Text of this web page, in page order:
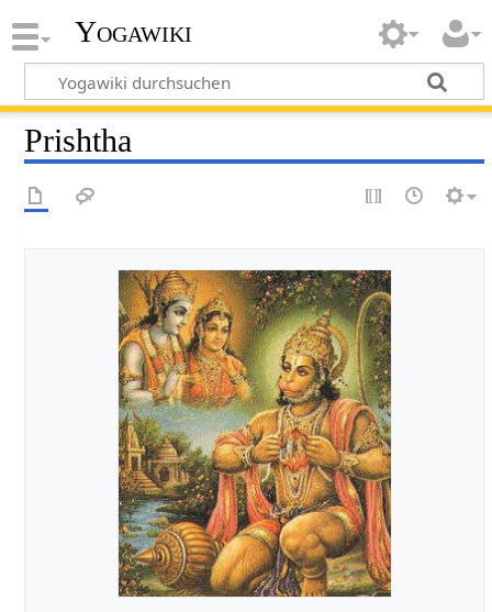
Yogawiki
Prishtha